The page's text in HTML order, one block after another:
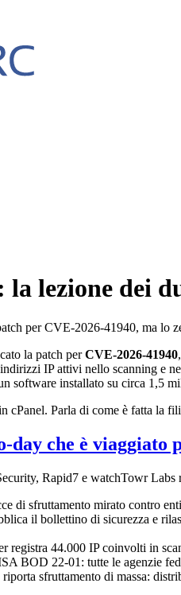
la lezione dei
per CVE-2026-41940, ma lo
la patch perCVE-2026-41940
IP attivi nello scanning e
software installato su circa 1,5
cPanel. Parla di come è fatta la
day che è viaggiato
Rapid7 e watchTowr Labs
di sfruttamento mirato contro
il bollettino di sicurezza e
registra 44.000 IP coinvolti in
BOD 22-01: tutte le agenzie
sfruttamento di massa: